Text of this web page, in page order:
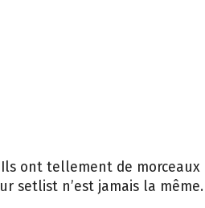
Ils ont tellement de
setlist n’est jamais la même.